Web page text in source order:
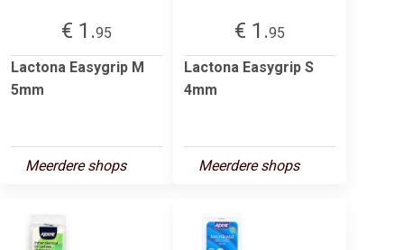
€ 1.95
Lactona Easygrip M
5mm
Meerdere shops
€ 1.95
Lactona Easygrip S
4mm
Meerdere shops